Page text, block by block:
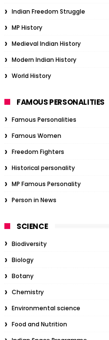
Indian Freedom Struggle
MP History
Medieval Indian History
Modern Indian History
World History
FAMOUS PERSONALITIES
Famous Personalities
Famous Women
Freedom Fighters
Historical personality
MP Famous Personality
Person in News
SCIENCE
Biodiversity
Biology
Botany
Chemistry
Environmental science
Food and Nutrition